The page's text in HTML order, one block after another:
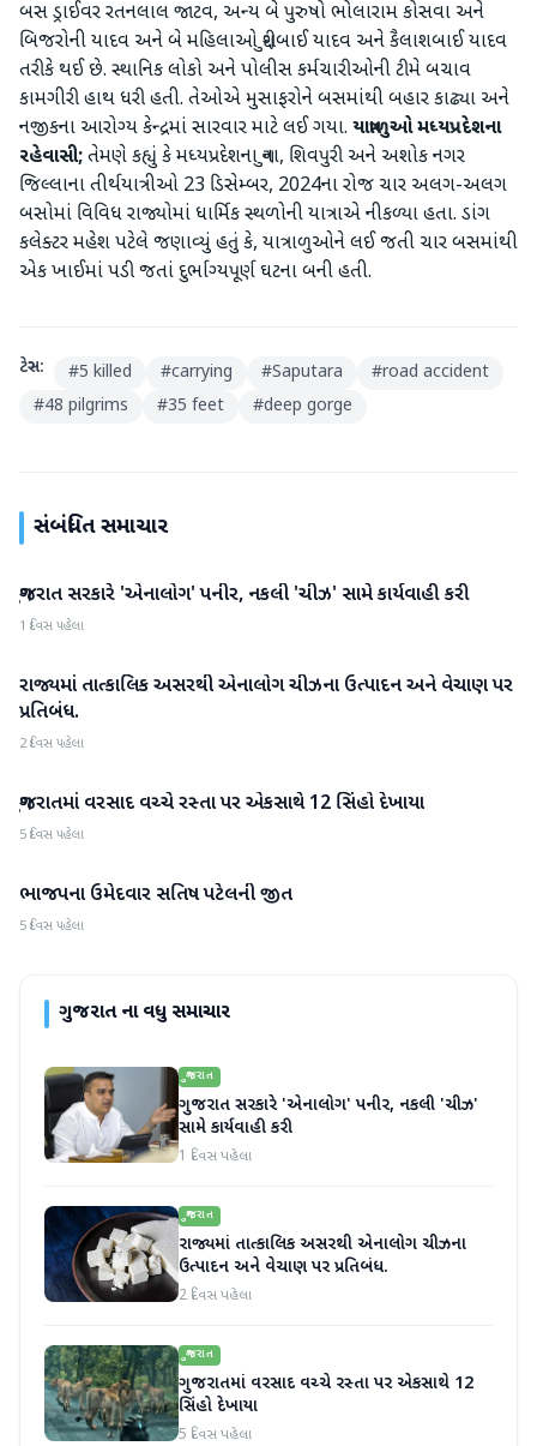
બસ ડ્રાઈવર રતનલાલ જાટવ, અન્ય બે પુરુષો ભોલારામ કોસવા અને
બિજરોની યાદવ અને બે મહિલાઓ ગુદ્દીબાઈ યાદવ અને કૈલાશબાઈ યાદવ
તરીકે થઈ છે. સ્થાનિક લોકો અને પોલીસ કર્મચારીઓની ટીમે બચાવ
કામગીરી હાથ ધરી હતી. તેઓએ મુસાફરોને બસમાંથી બહાર કાઢ્યા અને
નજીકના આરોગ્ય કેન્દ્રમાં સારવાર માટે લઈ ગયા. યાત્રાળુઓ મધ્યપ્રદેશના
રહેવાસી;તેમણે કહ્યું કે મધ્યપ્રદેશના ગુના, શિવપુરી અને અશોક નગર
જિલ્લાના તીર્થયાત્રીઓ 23 ડિસેમ્બર, 2024ના રોજ ચાર અલગ-અલગ
બસોમાં વિવિધ રાજ્યોમાં ધાર્મિક સ્થળોની યાત્રાએ નીકળ્યા હતા. ડાંગ
કલેક્ટર મહેશ પટેલે જણાવ્યું હતું કે, યાત્રાળુઓને લઈ જતી ચાર બસમાંથી
એક ખાઈમાં પડી જતાં દુર્ભાગ્યપૂર્ણ ઘટના બની હતી.
ટેગ્સ: #5 killed #carrying #Saputara #road accident
#48 pilgrims #35 feet #deep gorge
સંબંધિત સમાચાર
ગુજરાત ગુજરાત સરકારે 'એનાલોગ' પનીર, નકલી 'ચીઝ' સામે કાર્યવાહી કરી
1 દિવસ પહેલા
ગુજરાત
રાજ્યમાં તાત્કાલિક અસરથી એનાલોગ ચીઝના ઉત્પાદન અને વેચાણ પર
પ્રતિબંધ.
2 દિવસ પહેલા
ગુજરાત
ગુજરાતમાં વરસાદ વચ્ચે રસ્તા પર એકસાથે 12 સિંહો દેખાયા
5 દિવસ પહેલા
ગુજરાત
ભાજપના ઉમેદવાર સતિષ પટેલની જીત
5 દિવસ પહેલા
ગુજરાતના વધુ સમાચાર
ગુજરાત
ગુજરાત સરકારે 'એનાલોગ' પનીર, નકલી 'ચીઝ'
સામે કાર્યવાહી કરી
1 દિવસ પહેલા
ગુજરાત
રાજ્યમાં તાત્કાલિક અસરથી એનાલોગ ચીઝના
ઉત્પાદન અને વેચાણ પર પ્રતિબંધ.
2 દિવસ પહેલા
ગુજરાત
ગુજરાતમાં વરસાદ વચ્ચે રસ્તા પર એકસાથે 12
સિંહો દેખાયા
5 દિવસ પહેલા